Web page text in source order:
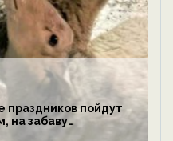
праздников пойдут
на забаву
— новости